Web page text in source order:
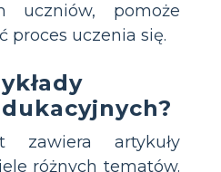
uczniów, pomoże
proces uczenia się.
zawiera artykuły
różnych tematów.